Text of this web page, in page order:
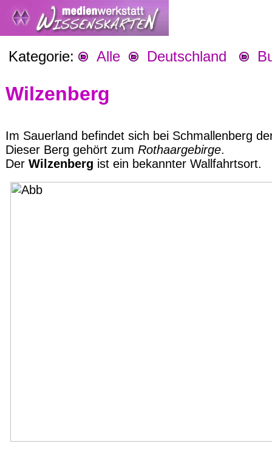
Kategorie: Alle Deutschland
Wilzenberg
Im Sauerland befindet sich bei Schmallenberg
Dieser Berg gehört zum Rothaargebirge.
Der Wilzenberg ist ein bekannter Wallfahrtsort.